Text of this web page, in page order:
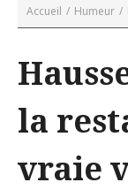
Accueil / Humeur /
la
vraie